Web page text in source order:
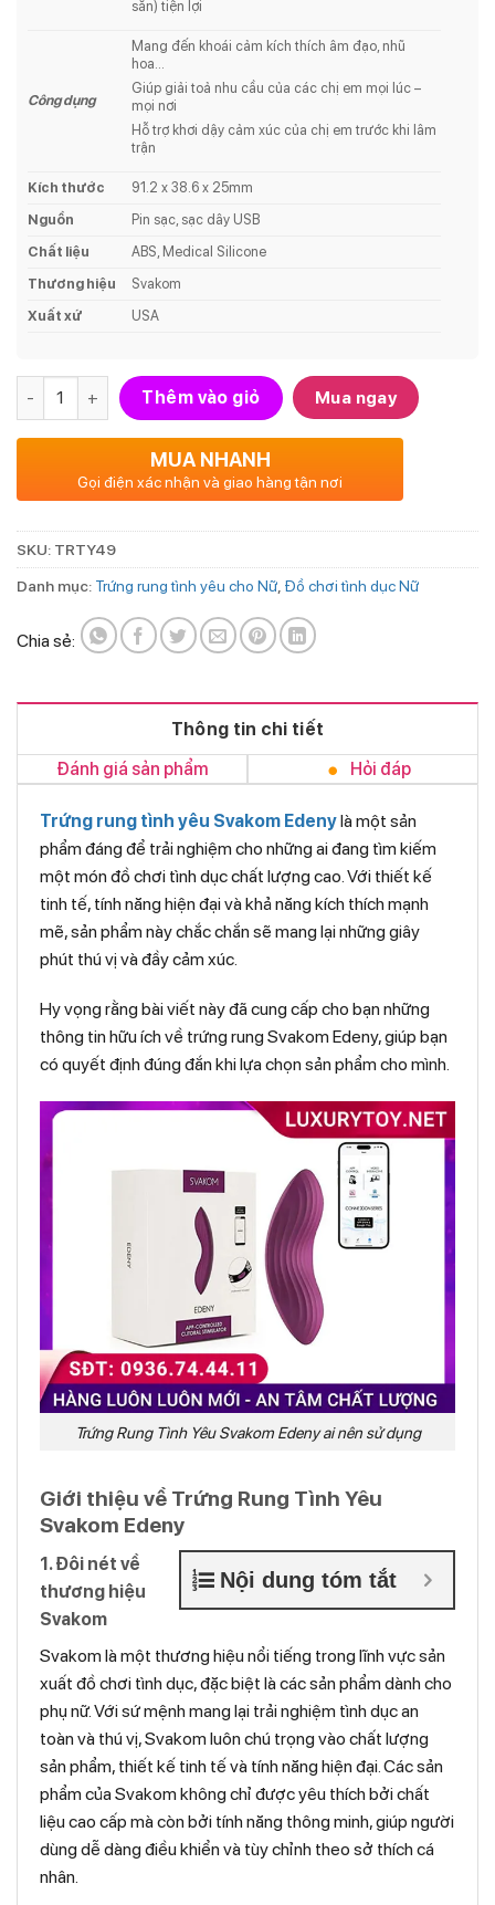
sẵn) tiện lợi
Công dụng
Mang đến khoái cảm kích thích âm đạo, nhũ
hoa…
Giúp giải toả nhu cầu của các chị em mọi lúc –
mọi nơi
Hỗ trợ khơi dậy cảm xúc của chị em trước khi lâm
trận
Kích thước
91.2 x 38.6 x 25mm
Nguồn
Pin sạc, sạc dây USB
Chất liệu
ABS, Medical Silicone
Thương hiệu
Svakom
Xuất xứ
USA
Số lượng Thêm vào giỏ Mua ngay
MUA NHANH
Gọi điện xác nhận và giao hàng tận nơi
SKU: TRTY49
Danh mục: Trứng rung tình yêu cho Nữ Đồ chơi tình dục Nữ
Chia sẻ:
Thông tin chi tiết
Đánh giá sản phẩm
Hỏi đáp
Trứng rung tình yêu Svakom Edenylà một sản
phẩm đáng để trải nghiệm cho những ai đang tìm kiếm
một món đồ chơi tình dục chất lượng cao. Với thiết kế
tinh tế, tính năng hiện đại và khả năng kích thích mạnh
mẽ, sản phẩm này chắc chắn sẽ mang lại những giây
phút thú vị và đầy cảm xúc.
Hy vọng rằng bài viết này đã cung cấp cho bạn những
thông tin hữu ích về trứng rung Svakom Edeny, giúp bạn
có quyết định đúng đắn khi lựa chọn sản phẩm cho mình.
Trứng Rung Tình Yêu Svakom Edeny ai nên sử dụng
Giới thiệu về Trứng Rung Tình Yêu
Svakom Edeny
Nội dung tóm tắt
1. Đôi nét về
thương hiệu
Svakom
Svakom là một thương hiệu nổi tiếng trong lĩnh vực sản
xuất đồ chơi tình dục, đặc biệt là các sản phẩm dành cho
phụ nữ. Với sứ mệnh mang lại trải nghiệm tình dục an
toàn và thú vị, Svakom luôn chú trọng vào chất lượng
sản phẩm, thiết kế tinh tế và tính năng hiện đại. Các sản
phẩm của Svakom không chỉ được yêu thích bởi chất
liệu cao cấp mà còn bởi tính năng thông minh, giúp người
dùng dễ dàng điều khiển và tùy chỉnh theo sở thích cá
nhân.